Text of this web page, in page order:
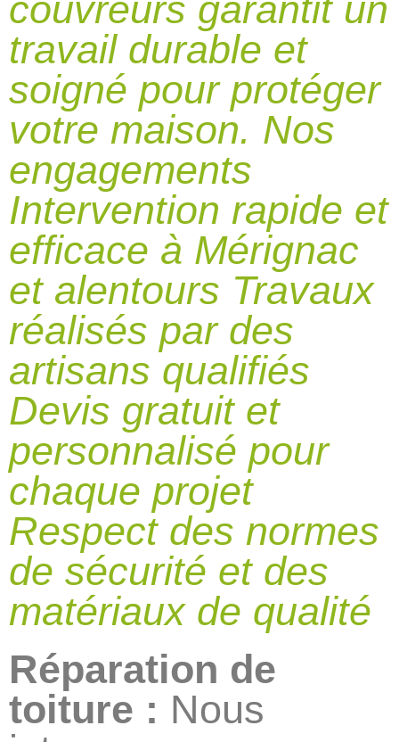
couvreurs garantit un
travail durable et
soigné pour protéger
votre maison. Nos
engagements
Intervention rapide et
efficace à Mérignac
et alentours Travaux
réalisés par des
artisans qualifiés
Devis gratuit et
personnalisé pour
chaque projet
Respect des normes
de sécurité et des
matériaux de qualité
Réparation de
toiture : Nous